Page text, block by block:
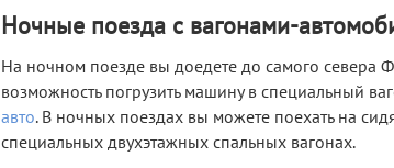
Ночные поезда с вагонами-
На ночном поезде вы доедете до самого севера
возможность погрузить машину в специальный
авто. В ночных поездах вы можете поехать на
специальных двухэтажных спальных вагонах.